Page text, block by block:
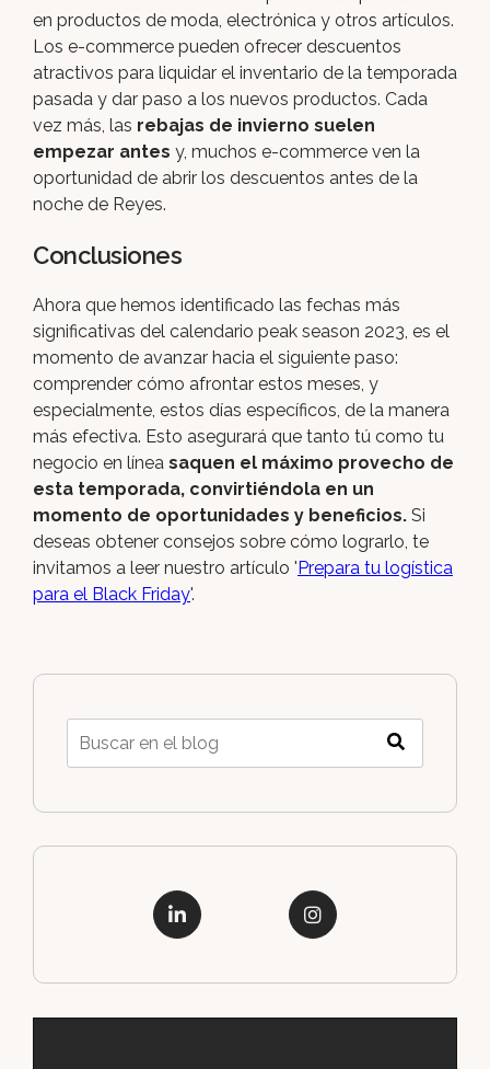
en productos de moda, electrónica y otros artículos.
Los e-commerce pueden ofrecer descuentos
atractivos para liquidar el inventario de la temporada
pasada y dar paso a los nuevos productos. Cada
vez más, las rebajas de invierno suelen
empezar antes y, muchos e-commerce ven la
oportunidad de abrir los descuentos antes de la
noche de Reyes.
Conclusiones
Ahora que hemos identificado las fechas más
significativas del calendario peak season 2023, es el
momento de avanzar hacia el siguiente paso:
comprender cómo afrontar estos meses, y
especialmente, estos días específicos, de la manera
más efectiva. Esto asegurará que tanto tú como tu
negocio en línea saquen el máximo provecho de
esta temporada, convirtiéndola en un
momento de oportunidades y beneficios. Si
deseas obtener consejos sobre cómo lograrlo, te
invitamos a leer nuestro artículo 'Prepara tu logística
para el Black Friday'.